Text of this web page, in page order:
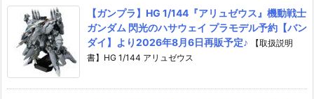
【ガンプラ】HG 1/144『アリュゼウス』機動戦士
ガンダム 閃光のハサウェイ プラモデル予約【バン
ダイ】より2026年8月6日再販予定♪
【取扱説明
書】HG 1/144 アリュゼウス